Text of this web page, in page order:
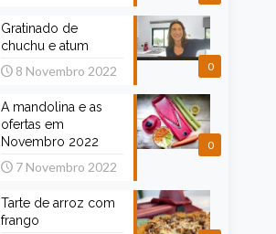
0
Gratinado de
chuchu e atum
8 Novembro 2022
0
A mandolina e as
ofertas em
Novembro 2022
7 Novembro 2022
Tarte de arroz com
frango